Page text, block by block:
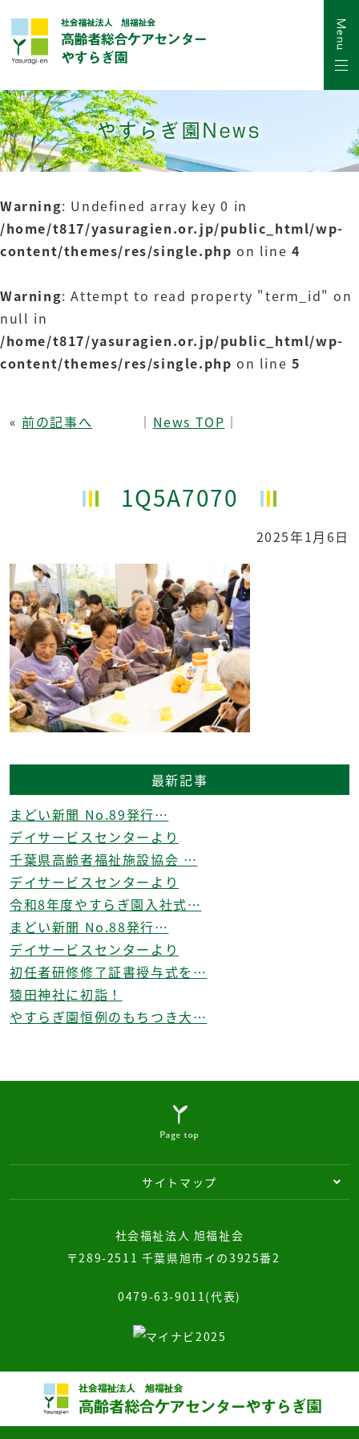
やすらぎ園News
Warning: Undefined array key 0 in
/home/t817/yasuragien.or.jp/public_html/wp-
content/themes/res/single.php on line 4
Warning: Attempt to read property "term_id" on
null in
/home/t817/yasuragien.or.jp/public_html/wp-
content/themes/res/single.php on line 5
« 前の記事へ │ News TOP │
1Q5A7070
2025年1月6日
最新記事
まどい新聞 No.89発行…
デイサービスセンターより
千葉県高齢者福祉施設協会 …
デイサービスセンターより
令和8年度やすらぎ園入社式…
まどい新聞 No.88発行…
デイサービスセンターより
初任者研修修了証書授与式を…
猿田神社に初詣！
やすらぎ園恒例のもちつき大…
サイトマップ
社会福祉法人 旭福祉会
〒289-2511 千葉県旭市イの3925番2
0479-63-9011(代表)